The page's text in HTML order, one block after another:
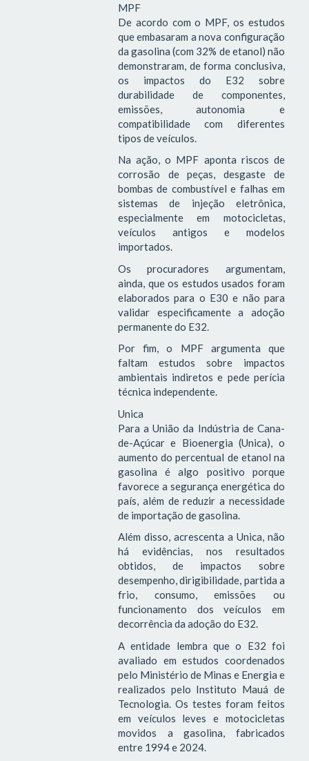
MPF
De acordo com o MPF, os estudos
que embasaram a nova configuração
da gasolina (com 32% de etanol) não
demonstraram, de forma conclusiva,
os impactos do E32 sobre
durabilidade de componentes,
emissões, autonomia e
compatibilidade com diferentes
tipos de veículos.
Na ação, o MPF aponta riscos de
corrosão de peças, desgaste de
bombas de combustível e falhas em
sistemas de injeção eletrônica,
especialmente em motocicletas,
veículos antigos e modelos
importados.
Os procuradores argumentam,
ainda, que os estudos usados foram
elaborados para o E30 e não para
validar especificamente a adoção
permanente do E32.
Por fim, o MPF argumenta que
faltam estudos sobre impactos
ambientais indiretos e pede perícia
técnica independente.
Unica
Para a União da Indústria de Cana-
de-Açúcar e Bioenergia (Unica), o
aumento do percentual de etanol na
gasolina é algo positivo porque
favorece a segurança energética do
país, além de reduzir a necessidade
de importação de gasolina.
Além disso, acrescenta a Unica, não
há evidências, nos resultados
obtidos, de impactos sobre
desempenho, dirigibilidade, partida a
frio, consumo, emissões ou
funcionamento dos veículos em
decorrência da adoção do E32.
A entidade lembra que o E32 foi
avaliado em estudos coordenados
pelo Ministério de Minas e Energia e
realizados pelo Instituto Mauá de
Tecnologia. Os testes foram feitos
em veículos leves e motocicletas
movidos a gasolina, fabricados
entre 1994 e 2024.